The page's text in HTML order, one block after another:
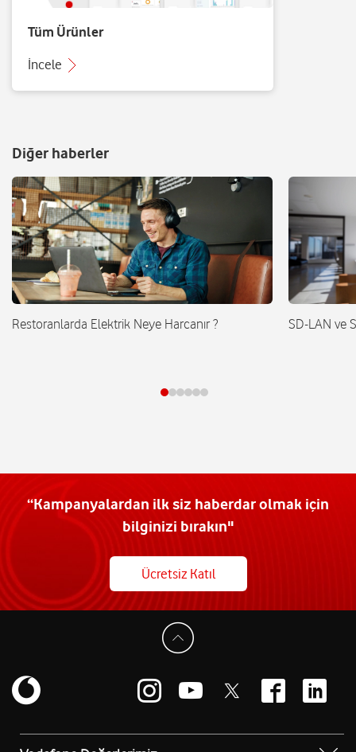
Tüm Ürünler
İncele
Diğer haberler
Restoranlarda Elektrik Neye Harcanır ? SD-LAN ve
“Kampanyalardan ilk siz haberdar olmak için
bilginizi bırakın"
Ücretsiz Katıl